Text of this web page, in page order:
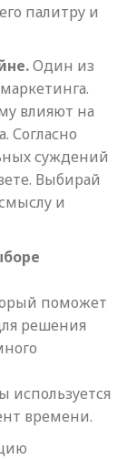
палитру и
Один из
влияют на
Согласно
суждений
Выбирай
и
поможет
решения
времени.